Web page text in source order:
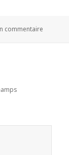
commentaire